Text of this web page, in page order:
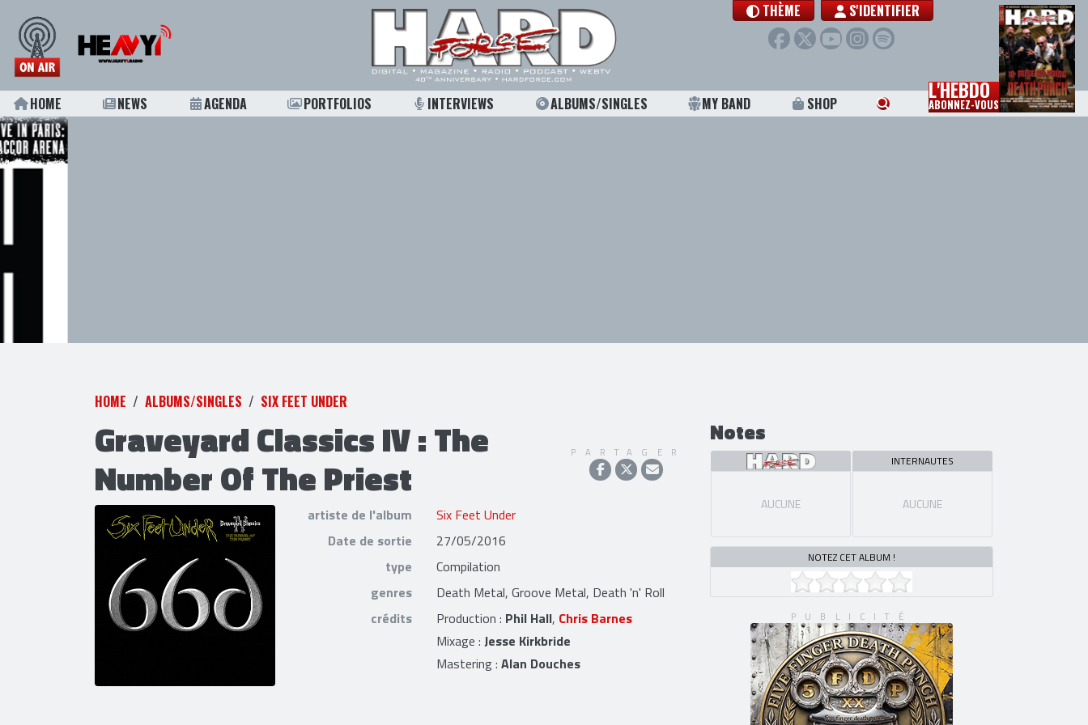
THÈME S'IDENTIFIER
HOME NEWS AGENDA PORTFOLIOS INTERVIEWS ALBUMS/SINGLES MY BAND SHOP L'HEBDO
ABONNEZ-VOUS
HOME ALBUMS/SINGLES SIX FEET UNDER
Graveyard Classics IV : The
Number Of The Priest
PARTAGER
artiste de l'album
Six Feet Under
Date de sortie
27/05/2016
type
Compilation
genres
Death Metal, Groove Metal, Death 'n' Roll
crédits
Production : Phil Hall, Chris Barnes
Mixage :Jesse Kirkbride
Mastering :Alan Douches
Notes
AUCUNE
INTERNAUTES
AUCUNE
NOTEZ CET ALBUM !